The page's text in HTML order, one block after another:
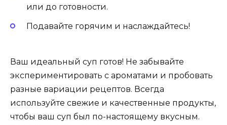
или до готовности.
Подавайте горячим и наслаждайтесь!
Ваш идеальный суп готов! Не забывайте
экспериментировать с ароматами и пробовать
разные вариации рецептов. Всегда
используйте свежие и качественные продукты,
чтобы ваш суп был по-настоящему вкусным.